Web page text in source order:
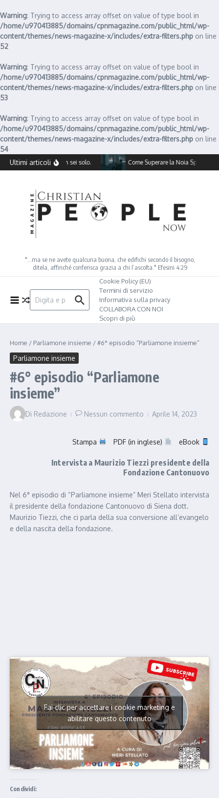
Warning: Trying to access array offset on value of type bool in
/home/u970413885/domains/cpnmagazine.com/public_html/wp-
content/themes/news-magazine-x/includes/extra-filters.php on line
52
Warning: Trying to access array offset on value of type bool in
/home/u970413885/domains/cpnmagazine.com/public_html/wp-
content/themes/news-magazine-x/includes/extra-filters.php on line
53
Warning: Trying to access array offset on value of type bool in
/home/u970413885/domains/cpnmagazine.com/public_html/wp-
content/themes/news-magazine-x/includes/extra-filters.php on line
54
Salta al contenuto
Ultimi articoli
la depressione, non sei solo. Come Superare la Noia Spirituale:
"…ma se ne avete qualcuna buona, che edifichi secondo il bisogno,
ditela, affinché conferisca grazia a chi l’ascolta." Efesini 4:29
Cerca:
Cookie Policy (EU)
Termini di servizio
Informativa sulla privacy
COLLABORA CON NOI
Scopri di più
Home / Parliamone insieme /#6° episodio “Parliamone insieme”
Parliamone insieme
#6° episodio “Parliamone
insieme”
Di Redazione Nessun commento Aprile 14, 2023
Stampa PDF (in inglese) eBook
Intervista a Maurizio Tiezzi presidente della
Fondazione Cantonuovo
Nel 6° episodio di “Parliamone insieme” Meri Stellato intervista
il presidente della fondazione Cantonuovo di Siena dott.
Maurizio Tiezzi, che ci parla della sua conversione all’evangelo
e della nascita della fondazione.
Fai clic per accettare i cookie marketing e
abilitare questo contenuto
Condividi: